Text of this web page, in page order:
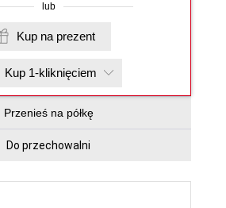
lub
Kup na prezent
Kup 1-kliknięciem
Przenieś na półkę
Do przechowalni